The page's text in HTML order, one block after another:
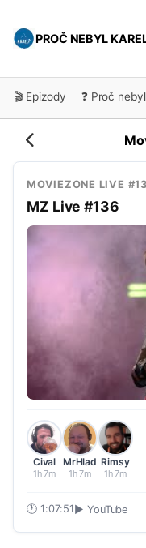
PROČ NEBYL
🎬 Epizody ❓ Proč
MOVIEZONE LIVE
MZ Live #136
Cival
1h 7m
MrHlad
1h 7m
Rimsy
1h 7m
🕐 1:07:51 ▶ YouTube